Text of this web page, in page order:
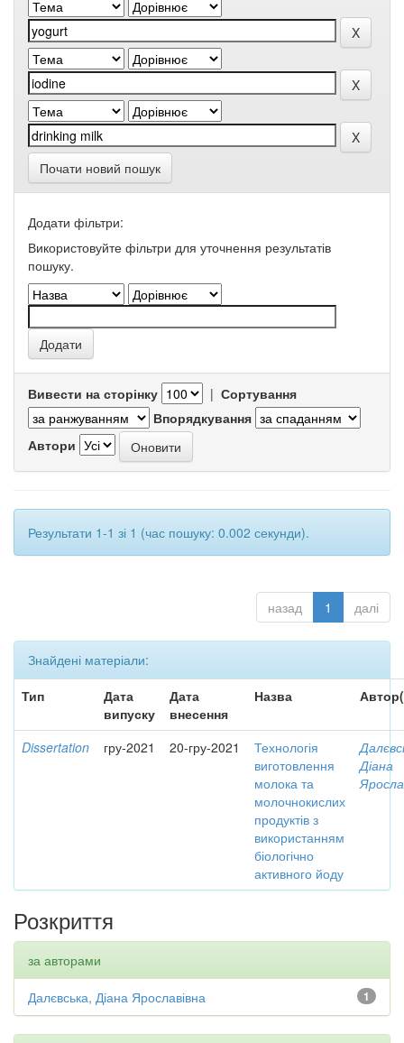
Почати новий пошук
Додати фільтри:
Використовуйте фільтри для уточнення результатів
пошуку.
Вивести на сторінку | Сортування
Впорядкування
Автори
Результати 1-1 зі 1 (час пошуку: 0.002 секунди).
назад 1 далі
Знайдені матеріали:
Тип
Дата
випуску
Дата
внесення
Назва
Dissertation гру-2021 20-гру-2021
Технологія
виготовлення
молока та
молочнокислих
продуктів з
використанням
біологічно
активного йоду
Діана
Розкриття
за авторами
1
Далєвська, Діана Ярославівна